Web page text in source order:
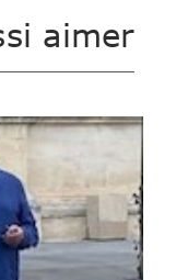
aimer